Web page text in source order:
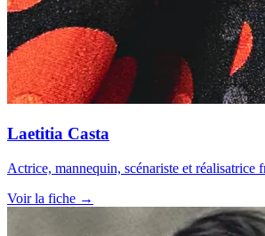
Laetitia Casta
Actrice, mannequin, scénariste et réalisatrice
Voir la fiche →